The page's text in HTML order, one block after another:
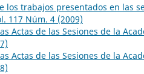
los trabajos presentados en las
117 Núm. 4 (2009)
Actas de las Sesiones de la
Actas de las Sesiones de la